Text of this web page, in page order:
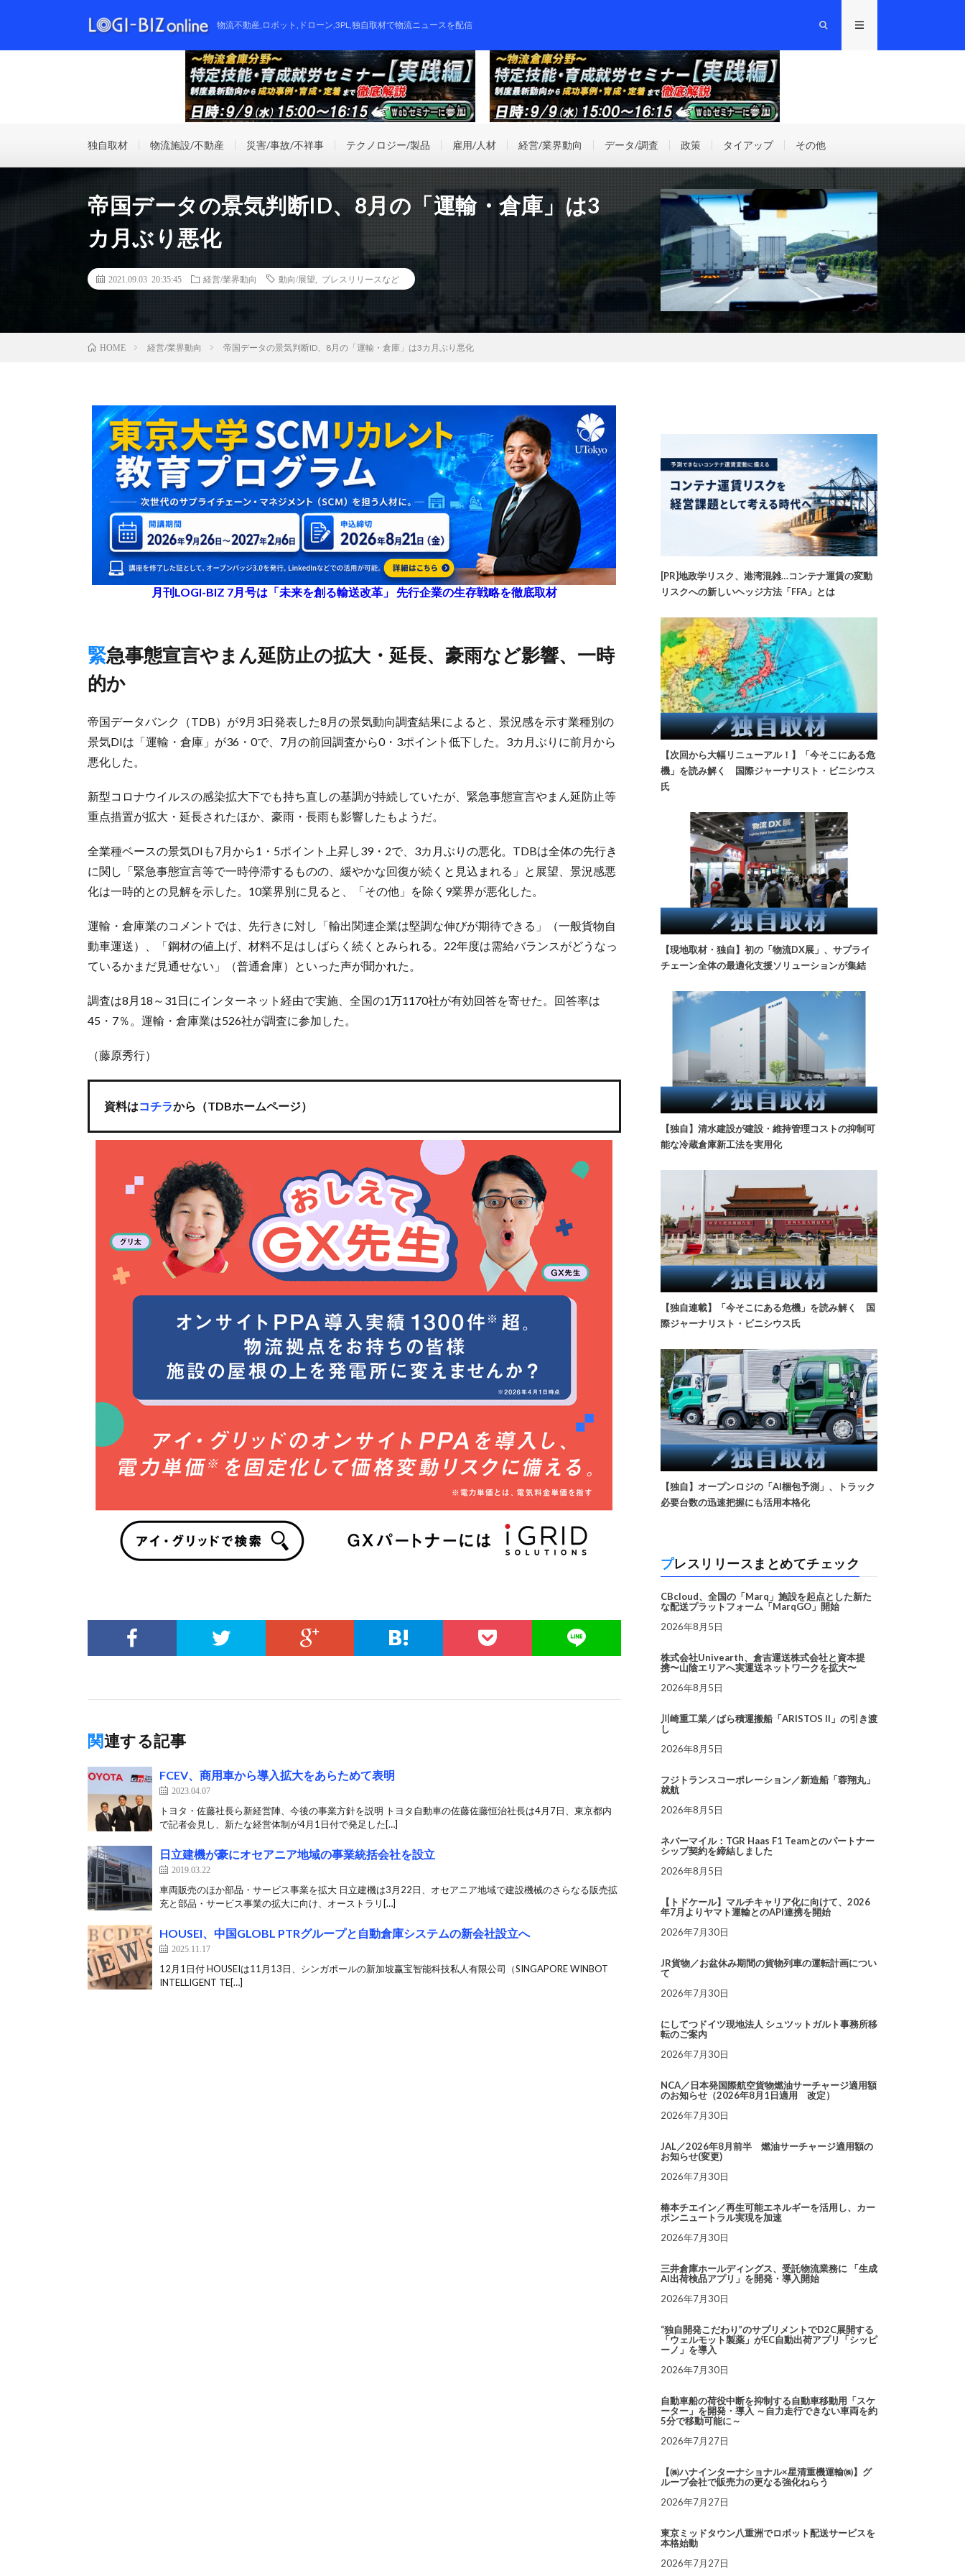
物流不動産,ロボット,ドローン,3PL,独自取材で物流ニュースを配信
独自取材 物流施設/不動産 災害/事故/不祥事 テクノロジー/製品 雇用/人材 経営/業界動向 データ/調査 政策 タイアップ その他
帝国データの景気判断ID、8月の「運輸・倉庫」は3
カ月ぶり悪化
2021.09.03 20:35:45 経営/業界動向 動向/展望 プレスリリースなど
HOME 経営/業界動向 帝国データの景気判断ID、8月の「運輸・倉庫」は3カ月ぶり悪化
月刊LOGI-BIZ 7月号は「未来を創る輸送改革」 先行企業の生存戦略を徹底取材
緊急事態宣言やまん延防止の拡大・延長、豪雨など影響、一時
的か
帝国データバンク（TDB）が9月3日発表した8月の景気動向調査結果によると、景況感を示す業種別の
景気DIは「運輸・倉庫」が36・0で、7月の前回調査から0・3ポイント低下した。3カ月ぶりに前月から
悪化した。
新型コロナウイルスの感染拡大下でも持ち直しの基調が持続していたが、緊急事態宣言やまん延防止等
重点措置が拡大・延長されたほか、豪雨・長雨も影響したもようだ。
全業種ベースの景気DIも7月から1・5ポイント上昇し39・2で、3カ月ぶりの悪化。TDBは全体の先行き
に関し「緊急事態宣言等で一時停滞するものの、緩やかな回復が続くと見込まれる」と展望、景況感悪
化は一時的との見解を示した。10業界別に見ると、「その他」を除く9業界が悪化した。
運輸・倉庫業のコメントでは、先行きに対し「輸出関連企業は堅調な伸びが期待できる」（一般貨物自
動車運送）、「鋼材の値上げ、材料不足はしばらく続くとみられる。22年度は需給バランスがどうなっ
ているかまだ見通せない」（普通倉庫）といった声が聞かれた。
調査は8月18～31日にインターネット経由で実施、全国の1万1170社が有効回答を寄せた。回答率は
45・7％。運輸・倉庫業は526社が調査に参加した。
（藤原秀行）
資料はコチラから（TDBホームページ）
関連する記事
FCEV、商用車から導入拡大をあらためて表明
2023.04.07
トヨタ・佐藤社長ら新経営陣、今後の事業方針を説明 トヨタ自動車の佐藤佐藤恒治社長は4月7日、東京都内
で記者会見し、新たな経営体制が4月1日付で発足した[…]
日立建機が豪にオセアニア地域の事業統括会社を設立
2019.03.22
車両販売のほか部品・サービス事業を拡大 日立建機は3月22日、オセアニア地域で建設機械のさらなる販売拡
充と部品・サービス事業の拡大に向け、オーストラリ[…]
HOUSEI、中国GLOBL PTRグループと自動倉庫システムの新会社設立へ
2025.11.17
12月1日付 HOUSEIは11月13日、シンガポールの新加坡赢宝智能科技私人有限公司（SINGAPORE WINBOT
INTELLIGENT TE[…]
[PR]地政学リスク、港湾混雑…コンテナ運賃の変動
リスクへの新しいヘッジ方法「FFA」とは
【次回から大幅リニューアル！】「今そこにある危
機」を読み解く 国際ジャーナリスト・ビニシウス
氏
【現地取材・独自】初の「物流DX展」、サプライ
チェーン全体の最適化支援ソリューションが集結
【独自】清水建設が建設・維持管理コストの抑制可
能な冷蔵倉庫新工法を実用化
【独自連載】「今そこにある危機」を読み解く 国
際ジャーナリスト・ビニシウス氏
【独自】オープンロジの「AI梱包予測」、トラック
必要台数の迅速把握にも活用本格化
プレスリリースまとめてチェック
CBcloud、全国の「Marq」施設を起点とした新た
な配送プラットフォーム「MarqGO」開始
2026年8月5日
株式会社Univearth、倉吉運送株式会社と資本提
携〜山陰エリアへ実運送ネットワークを拡大〜
2026年8月5日
川崎重工業／ばら積運搬船「ARISTOS II」の引き渡
し
2026年8月5日
フジトランスコーポレーション／新造船「蓉翔丸」
就航
2026年8月5日
ネバーマイル：TGR Haas F1 Teamとのパートナー
シップ契約を締結しました
2026年8月5日
【トドケール】マルチキャリア化に向けて、2026
年7月よりヤマト運輸とのAPI連携を開始
2026年7月30日
JR貨物／お盆休み期間の貨物列車の運転計画につい
て
2026年7月30日
にしてつドイツ現地法人 シュツットガルト事務所移
転のご案内
2026年7月30日
NCA／日本発国際航空貨物燃油サーチャージ適用額
のお知らせ（2026年8月1日適用 改定）
2026年7月30日
JAL／2026年8月前半 燃油サーチャージ適用額の
お知らせ(変更)
2026年7月30日
椿本チエイン／再生可能エネルギーを活用し、カー
ボンニュートラル実現を加速
2026年7月30日
三井倉庫ホールディングス、受託物流業務に 「生成
AI出荷検品アプリ」を開発・導入開始
2026年7月30日
“独自開発こだわり”のサプリメントでD2C展開する
「ウェルモット製薬」がEC自動出荷アプリ「シッピ
ーノ」を導入
2026年7月30日
自動車船の荷役中断を抑制する自動車移動用「スケ
ーター」を開発・導入 ～自力走行できない車両を約
5分で移動可能に～
2026年7月27日
【㈱ハナインターナショナル×星清重機運輸㈱】グ
ループ会社で販売力の更なる強化ねらう
2026年7月27日
東京ミッドタウン八重洲でロボット配送サービスを
本格始動
2026年7月27日